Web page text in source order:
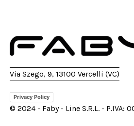
Via Szego, 9, 13100 Vercelli (VC)
Privacy Policy
© 2024 - Faby - Line S.R.L. - P.IVA: